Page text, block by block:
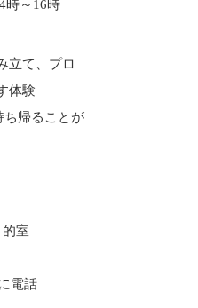
～16時
立て、プロ
体験
ち帰ることが
室
電話